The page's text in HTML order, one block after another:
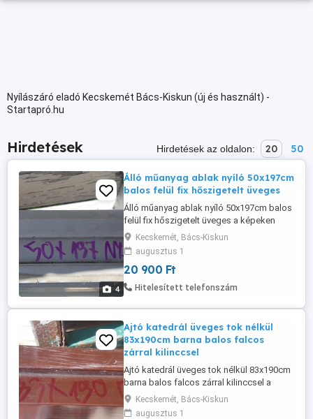
Nyílászáró eladó Kecskemét Bács-Kiskun (új és használt) -
Startapró.hu
Hirdetések Hirdetések az oldalon: 20 50
4
Álló műanyag ablak nyíló 50x197cm
balos felül fix hőszigetelt üveges
Álló műanyag ablak nyíló 50x197cm balos
felül fix hőszigetelt üveges a képeken
látható megkímélt állapotban eladó.
Beépítő méret a címben. Szét is vágható
fix és nyíló ablaknak vagy ajtó mellé
bevilágítónak.
Kecskemét, Bács-Kiskun
augusztus 1
20 900 Ft
Hitelesített telefonszám
Ajtó katedrál üveges tok nélkül
83x190cm barna balos falcos
zárral kilinccsel
Ajtó katedrál üveges tok nélkül 83x190cm
barna balos falcos zárral kilinccsel a
képeken látható állapotban eladó.
Kecskemét, Bács-Kiskun
augusztus 1